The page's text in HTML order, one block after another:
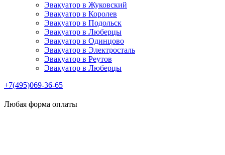
Эвакуатор в Жуковский
Эвакуатор в Королев
Эвакуатор в Подольск
Эвакуатор в Люберцы
Эвакуатор в Одинцово
Эвакуатор в Электросталь
Эвакуатор в Реутов
Эвакуатор в Люберцы
+7(495)069-36-65
Любая форма оплаты